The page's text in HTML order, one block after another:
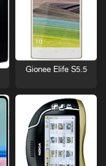
Gionee Elife S5.5